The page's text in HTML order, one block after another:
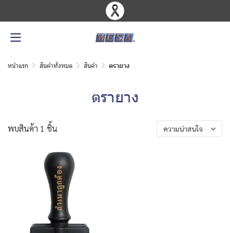
หน้าแรก สินค้าทั้งหมด สินค้า ตรายาง
ตรายาง
พบสินค้า 1 ชิ้น ความน่าสนใจ